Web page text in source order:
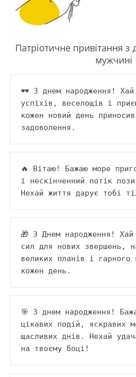
Патріотичне привітання
мужчині
🕶️ З днем народження! Хай
успіхів, веселощів і
кожен новий день
задоволення.
🔥 Вітаю! Бажаю море
і нескінченний потік
Нехай життя дарує тобі
🎁 З Днем народження! Хай
сил для нових звершень,
великих планів і гарного
кожен день.
🎯 З днем народження!
цікавих подій, яскравих
щасливих днів. Нехай
на твоєму боці!